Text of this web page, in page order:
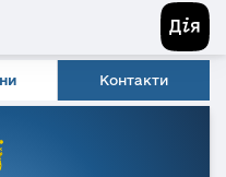
Контакти